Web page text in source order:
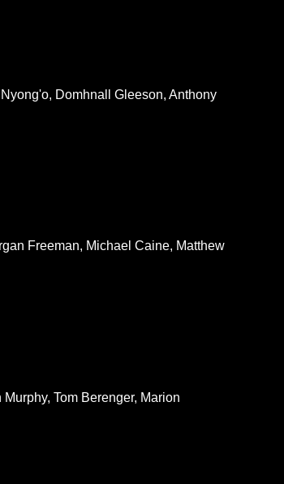
Domhnall Gleeson, Anthony
Freeman, Michael Caine, Matthew
Tom Berenger, Marion